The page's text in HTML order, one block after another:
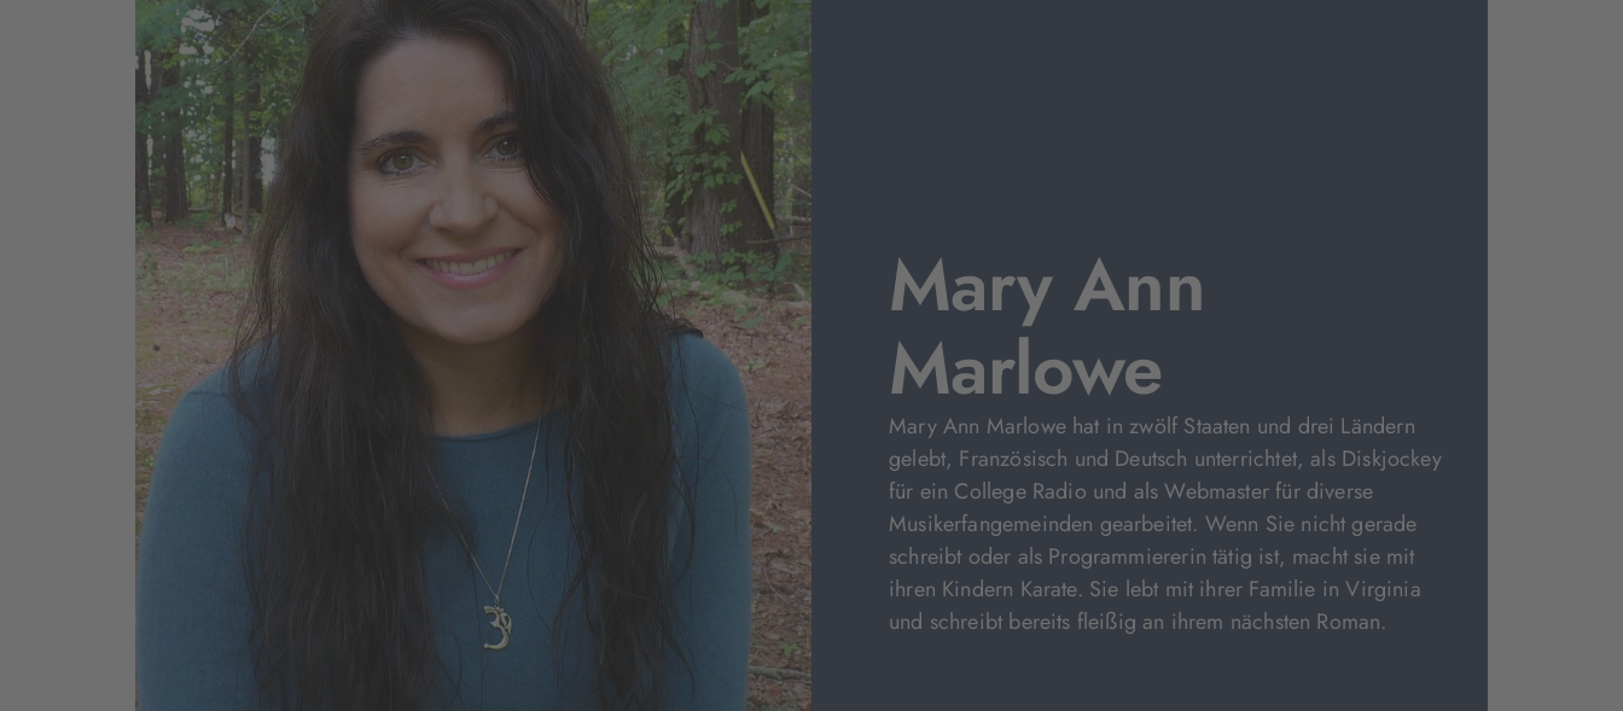
Mary Ann
Marlowe
Mary Ann Marlowe hat in zwölf Staaten und drei Ländern
gelebt, Französisch und Deutsch unterrichtet, als Diskjockey
für ein College Radio und als Webmaster für diverse
Musikerfangemeinden gearbeitet. Wenn Sie nicht gerade
schreibt oder als Programmiererin tätig ist, macht sie mit
ihren Kindern Karate. Sie lebt mit ihrer Familie in Virginia
und schreibt bereits fleißig an ihrem nächsten Roman.